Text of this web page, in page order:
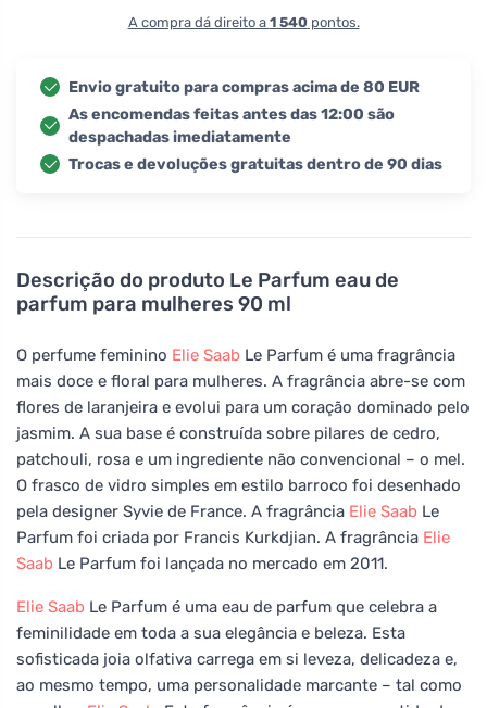
Descrição do produto Le Parfum eau de
parfum para mulheres 90 ml
O perfume feminino Elie Saab Le Parfum é uma fragrância
mais doce e floral para mulheres. A fragrância abre-se com
flores de laranjeira e evolui para um coração dominado pelo
jasmim. A sua base é construída sobre pilares de cedro,
patchouli, rosa e um ingrediente não convencional – o mel.
O frasco de vidro simples em estilo barroco foi desenhado
pela designer Syvie de France. A fragrância Elie Saab Le
Parfum foi criada por Francis Kurkdjian. A fragrância Elie
Saab Le Parfum foi lançada no mercado em 2011.
Elie Saab Le Parfum é uma eau de parfum que celebra a
feminilidade em toda a sua elegância e beleza. Esta
sofisticada joia olfativa carrega em si leveza, delicadeza e,
ao mesmo tempo, uma personalidade marcante – tal como
A compra dá direito a 1 540pontos.
Envio gratuito para compras acima de 80 EUR
As encomendas feitas antes das 12:00 são
despachadas imediatamente
Trocas e devoluções gratuitas dentro de 90 dias